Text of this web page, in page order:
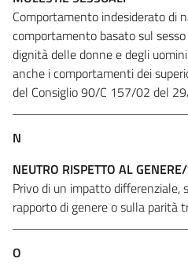
Comportamento indesiderato di
comportamento basato sul
dignità delle donne e degli
anche i comportamenti dei
del Consiglio 90/C 157/02 del
N
NEUTRO RISPETTO AL
Privo di un impatto differenziale,
rapporto di genere o sulla parità
O